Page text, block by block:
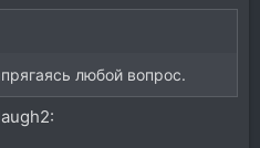
любой вопрос.